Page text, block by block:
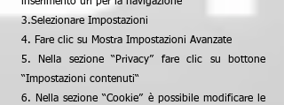
3.Selezionare Impostazioni
4. Fare clic su Mostra Impostazioni Avanzate
5. Nella sezione “Privacy” fare clic su bottone
“Impostazioni contenuti“
6. Nella sezione “Cookie” è possibile modificare le